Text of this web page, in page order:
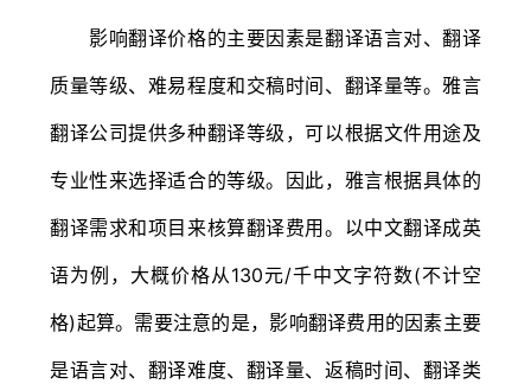
影响翻译价格的主要因素是翻译语言对、翻译
质量等级、难易程度和交稿时间、翻译量等。雅言
翻译公司提供多种翻译等级，可以根据文件用途及
专业性来选择适合的等级。因此，雅言根据具体的
翻译需求和项目来核算翻译费用。以中文翻译成英
语为例，大概价格从130元/千中文字符数(不计空
格)起算。需要注意的是，影响翻译费用的因素主要
是语言对、翻译难度、翻译量、返稿时间、翻译类